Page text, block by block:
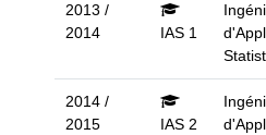
2013 /
2014
IAS 1
2014 /
2015
IAS 2